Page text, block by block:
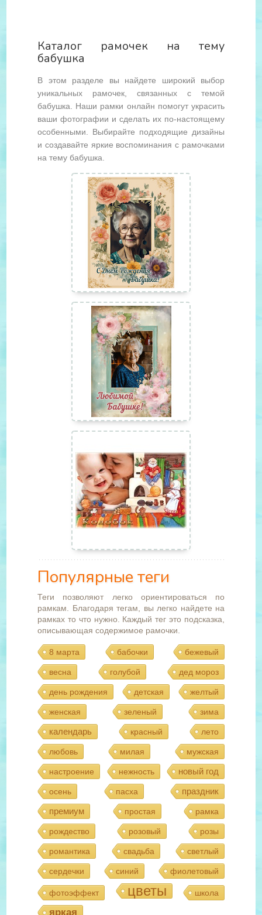
Каталог рамочек на тему
бабушка
В этом разделе вы найдете широкий выбор
уникальных рамочек, связанных с темой
бабушка. Наши рамки онлайн помогут украсить
ваши фотографии и сделать их по-настоящему
особенными. Выбирайте подходящие дизайны
и создавайте яркие воспоминания с рамочками
на тему бабушка.
Популярные теги
Теги позволяют легко ориентироваться по
рамкам. Благодаря тегам, вы легко найдете на
рамках то что нужно. Каждый тег это подсказка,
описывающая содержимое рамочки.
8 марта бабочки бежевый
весна голубой дед мороз
день рождения детская желтый
женская зеленый зима
календарь красный лето
любовь милая мужская
настроение нежность новый год
осень пасха
праздник
премиум
простая рамка
рождество розовый розы
романтика свадьба светлый
сердечки синий фиолетовый
фотоэффект цветы школа
яркая